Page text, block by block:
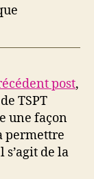
post,
TSPT
une façon
permettre
s’agit de la